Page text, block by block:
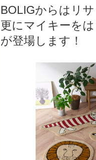
BOLIGからはリ
更にマイキーを
が登場します！